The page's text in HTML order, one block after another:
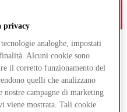
privacy
analoghe, impostati
Alcuni cookie sono
il corretto funzionamento del
quelli che analizzano
campagne di marketing
viene mostrata. Tali cookie